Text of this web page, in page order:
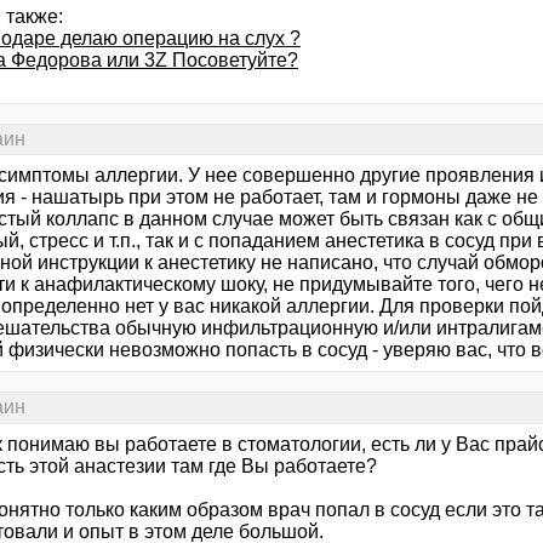
делаю операцию на слух ?
Федорова или 3Z Посоветуйте?
аллергии. У нее совершенно другие
- нашатырь при этом не работает, там и гормоны даже не
коллапс в данном случае может быть связан как с
стресс и т.п., так и с попаданием анестетика в сосуд при
инструкции к анестетику не написано, что случай
к анафилактическому шоку, не придумывайте того, чего
определенно нет у вас никакой аллергии. Для проверки
обычную инфильтрационную и/или
физически невозможно попасть в сосуд - уверяю вас, что
понимаю вы работаете в стоматологии, есть ли у Вас
этой анастезии там где Вы работаете?
только каким образом врач попал в сосуд если это
и опыт в этом деле большой.